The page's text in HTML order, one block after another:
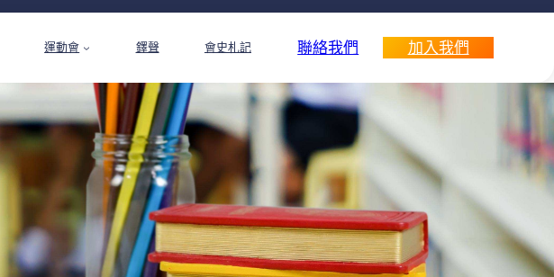
運動會 鐸聲 會史札記 聯絡我們 加入我們